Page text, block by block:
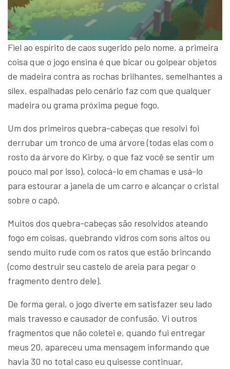
Fiel ao espírito de caos sugerido pelo nome, a primeira
coisa que o jogo ensina é que bicar ou golpear objetos
de madeira contra as rochas brilhantes, semelhantes a
sílex, espalhadas pelo cenário faz com que qualquer
madeira ou grama próxima pegue fogo.
Um dos primeiros quebra-cabeças que resolvi foi
derrubar um tronco de uma árvore (todas elas com o
rosto da árvore do Kirby, o que faz você se sentir um
pouco mal por isso), colocá-lo em chamas e usá-lo
para estourar a janela de um carro e alcançar o cristal
sobre o capô.
Muitos dos quebra-cabeças são resolvidos ateando
fogo em coisas, quebrando vidros com sons altos ou
sendo muito rude com os ratos que estão brincando
(como destruir seu castelo de areia para pegar o
fragmento dentro dele).
De forma geral, o jogo diverte em satisfazer seu lado
mais travesso e causador de confusão. Vi outros
fragmentos que não coletei e, quando fui entregar
meus 20, apareceu uma mensagem informando que
havia 30 no total caso eu quisesse continuar,